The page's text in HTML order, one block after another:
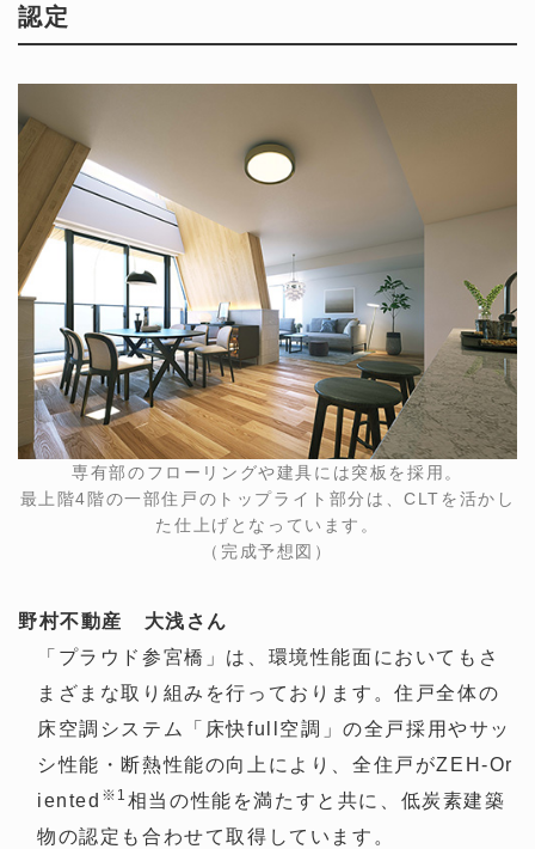
認定
専有部のフローリングや建具には突板を採用。
最上階4階の一部住戸のトップライト部分は、CLTを活かし
た仕上げとなっています。
（完成予想図）
野村不動産 大浅さん
「プラウド参宮橋」は、環境性能面においてもさ
まざまな取り組みを行っております。住戸全体の
床空調システム「床快full空調」の全戸採用やサッ
シ性能・断熱性能の向上により、全住戸がZEH-Or
iented ※1 相当の性能を満たすと共に、低炭素建築
物の認定も合わせて取得しています。